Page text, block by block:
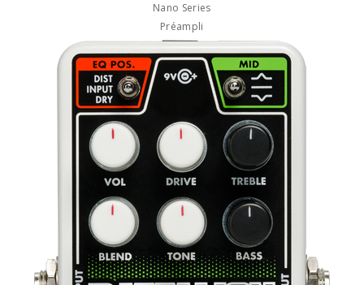
Nano Series
Préampli